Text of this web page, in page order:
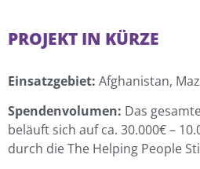
PROJEKT IN KÜRZE
Einsatzgebiet: Afghanistan,
Spendenvolumen: Das
beläuft sich auf ca. 30.000€ –
durch die The Helping People